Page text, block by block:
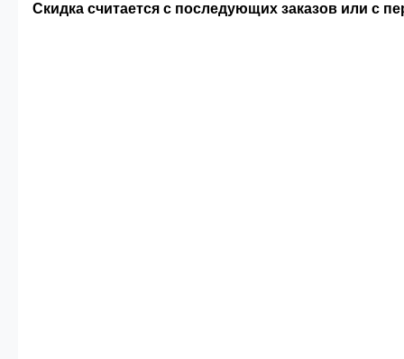
Сумма скидки
Скидка считается с последующих заказов или с